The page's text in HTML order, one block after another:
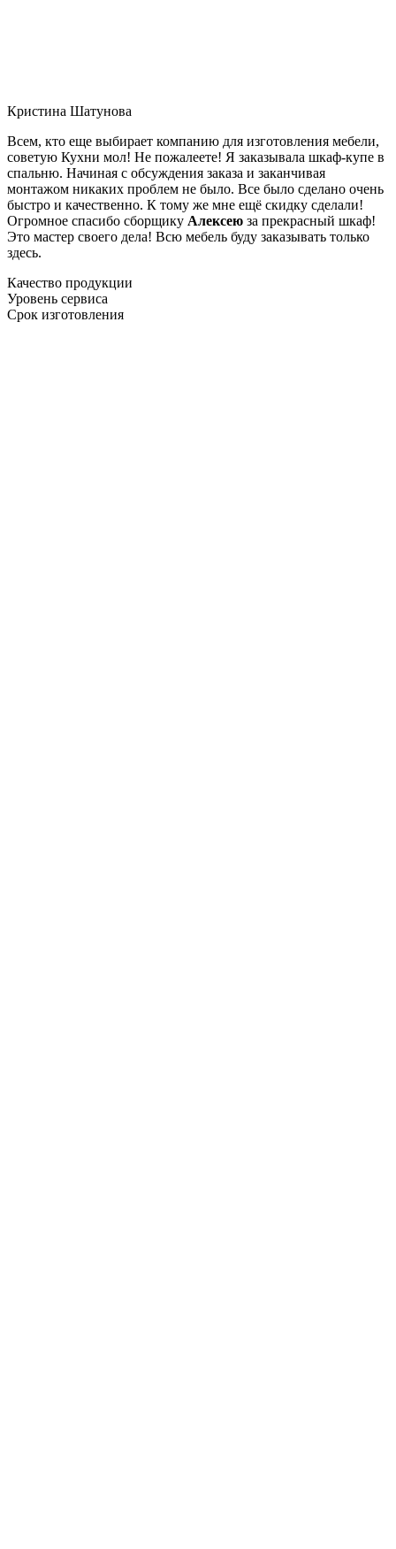
Кристина Шатунова
Всем, кто еще выбирает компанию для изготовления мебели,
советую Кухни мол! Не пожалеете! Я заказывала шкаф-купе в
спальню. Начиная с обсуждения заказа и заканчивая
монтажом никаких проблем не было. Все было сделано очень
быстро и качественно. К тому же мне ещё скидку сделали!
Огромное спасибо сборщику Алексею за прекрасный шкаф!
Это мастер своего дела! Всю мебель буду заказывать только
здесь.
Качество продукции
Уровень сервиса
Срок изготовления